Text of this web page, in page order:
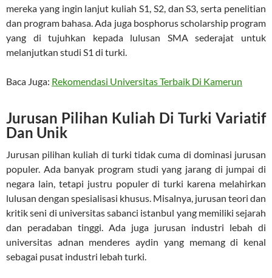
mereka yang ingin lanjut kuliah S1, S2, dan S3, serta penelitian
dan program bahasa. Ada juga bosphorus scholarship program
yang di tujuhkan kepada lulusan SMA sederajat untuk
melanjutkan studi S1 di turki.
Baca Juga: Rekomendasi Universitas Terbaik Di Kamerun
Jurusan Pilihan Kuliah Di Turki Variatif
Dan Unik
Jurusan pilihan kuliah di turki tidak cuma di dominasi jurusan
populer. Ada banyak program studi yang jarang di jumpai di
negara lain, tetapi justru populer di turki karena melahirkan
lulusan dengan spesialisasi khusus. Misalnya, jurusan teori dan
kritik seni di universitas sabanci istanbul yang memiliki sejarah
dan peradaban tinggi. Ada juga jurusan industri lebah di
universitas adnan menderes aydin yang memang di kenal
sebagai pusat industri lebah turki.